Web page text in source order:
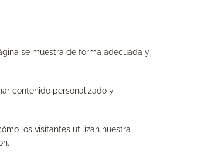
se muestra de forma adecuada y
contenido personalizado y
los visitantes utilizan nuestra